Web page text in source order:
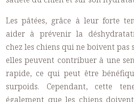
Les pâtées, grâce à leur forte
aider à prévenir la
chez les chiens qui ne boivent pas
elles peuvent contribuer à une
rapide, ce qui peut être
surpoids. Cependant, cette
également que les chiens